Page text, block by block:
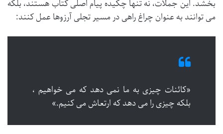
بخشد. این جملات، نه تنها چکیده پیام اصلی کتاب هستند، بلکه
می توانند به عنوان چراغ راهی در مسیر تجلی آرزوها عمل کنند:
«کائنات چیزی به ما نمی دهد که می خواهیم ،
بلکه چیزی را می دهد که ارتعاش می کنیم.»